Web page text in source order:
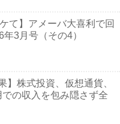
て】アメーバ大喜利で回
3月号（その4）
】株式投資、仮想通貨、
の収入を包み隠さず全